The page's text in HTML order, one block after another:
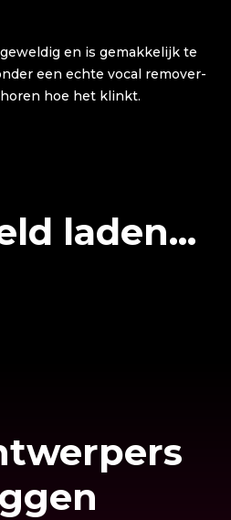
en is gemakkelijk te
een echte vocal remover-
hoe het klinkt.
laden...